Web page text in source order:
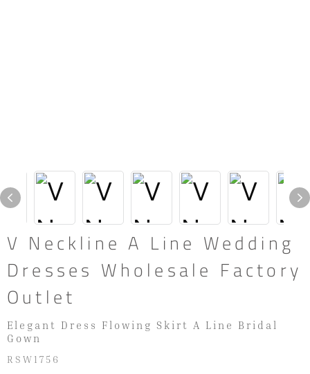
V Neckline A Line Wedding
Dresses Wholesale Factory
Outlet
Elegant Dress Flowing Skirt A Line Bridal
Gown
RSW1756